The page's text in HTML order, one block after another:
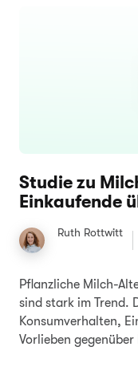
Studie zu
Einkaufende
Ruth Rottwitt
Pflanzliche Milch-
sind stark im Trend.
Konsumverhalten,
Vorlieben